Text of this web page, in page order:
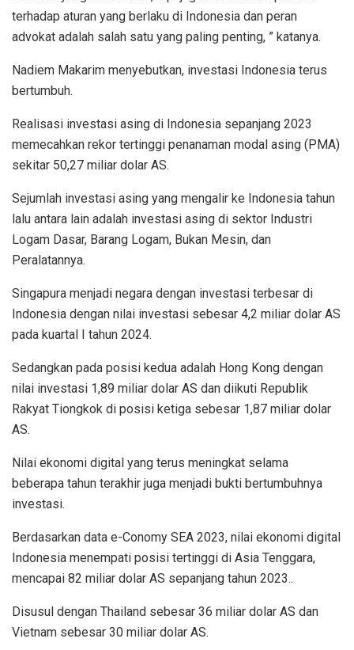
terhadap aturan yang berlaku di Indonesia dan peran
advokat adalah salah satu yang paling penting, ” katanya.
Nadiem Makarim menyebutkan, investasi Indonesia terus
bertumbuh.
Realisasi investasi asing di Indonesia sepanjang 2023
memecahkan rekor tertinggi penanaman modal asing (PMA)
sekitar 50,27 miliar dolar AS.
Sejumlah investasi asing yang mengalir ke Indonesia tahun
lalu antara lain adalah investasi asing di sektor Industri
Logam Dasar, Barang Logam, Bukan Mesin, dan
Peralatannya.
Singapura menjadi negara dengan investasi terbesar di
Indonesia dengan nilai investasi sebesar 4,2 miliar dolar AS
pada kuartal I tahun 2024.
Sedangkan pada posisi kedua adalah Hong Kong dengan
nilai investasi 1,89 miliar dolar AS dan diikuti Republik
Rakyat Tiongkok di posisi ketiga sebesar 1,87 miliar dolar
AS.
Nilai ekonomi digital yang terus meningkat selama
beberapa tahun terakhir juga menjadi bukti bertumbuhnya
investasi.
Berdasarkan data e-Conomy SEA 2023, nilai ekonomi digital
Indonesia menempati posisi tertinggi di Asia Tenggara,
mencapai 82 miliar dolar AS sepanjang tahun 2023..
Disusul dengan Thailand sebesar 36 miliar dolar AS dan
Vietnam sebesar 30 miliar dolar AS.